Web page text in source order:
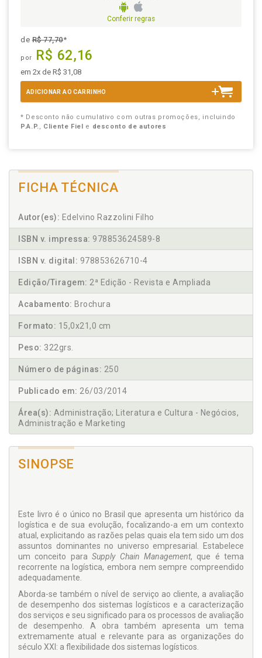
Conferir regras
deR$ 77,70*
por R$ 62,16
em 2x de R$ 31,08
ADICIONAR AO CARRINHO
* Desconto não cumulativo com outras promoções, incluindo
P.A.P., Cliente Fiel e desconto de autores
FICHA TÉCNICA
Autor(es): Edelvino Razzolini Filho
ISBN v. impressa: 978853624589-8
ISBN v. digital: 978853626710-4
Edição/Tiragem: 2ª Edição - Revista e Ampliada
Acabamento: Brochura
Formato: 15,0x21,0 cm
Peso: 322grs.
Número de páginas: 250
Publicado em: 26/03/2014
Área(s): Administração; Literatura e Cultura - Negócios,
Administração e Marketing
SINOPSE
Este livro é o único no Brasil que apresenta um histórico da
logística e de sua evolução, focalizando-a em um contexto
atual, explicitando as razões pelas quais ela tem sido um dos
assuntos dominantes no universo empresarial. Estabelece
um conceito paraSupply Chain Management, que é tema
recorrente na logística, embora nem sempre compreendido
adequadamente.
Aborda-se também o nível de serviço ao cliente, a avaliação
de desempenho dos sistemas logísticos e a caracterização
dos serviços e seu significado para os processos de avaliação
de desempenho. A obra também apresenta um tema
extremamente atual e relevante para as organizações do
século XXI: a flexibilidade dos sistemas logísticos.